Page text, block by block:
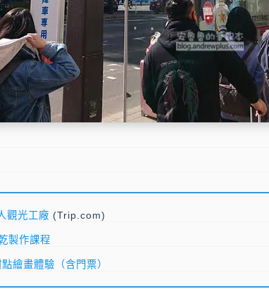
觀光工廠 (Trip.com)
製作課程
繪畫體驗（含門票）